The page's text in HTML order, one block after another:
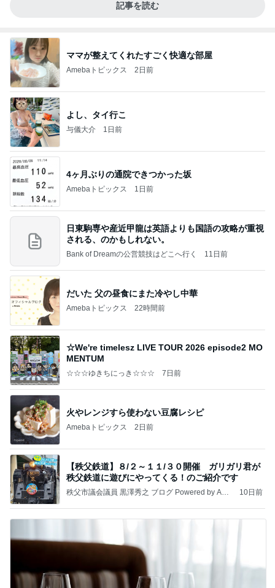
記事を読む
ママが整えてくれたすごく快適な部屋
Amebaトピックス 2日前
よし、タイ行こ
与儀大介 1日前
4ヶ月ぶりの通院できつかった坂
Amebaトピックス 1日前
日東駒専や産近甲龍は英語よりも国語の攻略が重視
される、のかもしれない。
Bank of Dreamの公営競技はどこへ行く 11日前
だいた 父の昼食にまた冷やし中華
Amebaトピックス 22時間前
☆We're timelesz LIVE TOUR 2026 episode2 MO
MENTUM
☆☆☆ゆきちにっき☆☆☆ 7日前
火やレンジすら使わない豆腐レシピ
Amebaトピックス 2日前
【秩父鉄道】８/２～１１/３０開催 ガリガリ君が
秩父鉄道に遊びにやってくる！のご紹介です
秩父市議会議員 黒澤秀之 ブログ Powered by Ame
10日前